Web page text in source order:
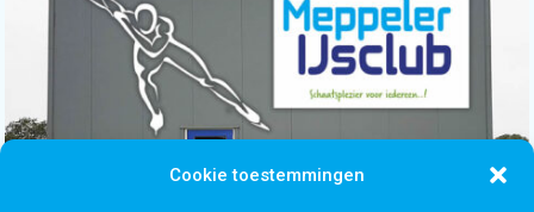
Cookie toestemmingen